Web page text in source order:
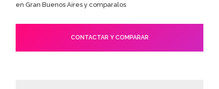
en Gran Buenos Aires y comparalos
CONTACTAR Y COMPARAR